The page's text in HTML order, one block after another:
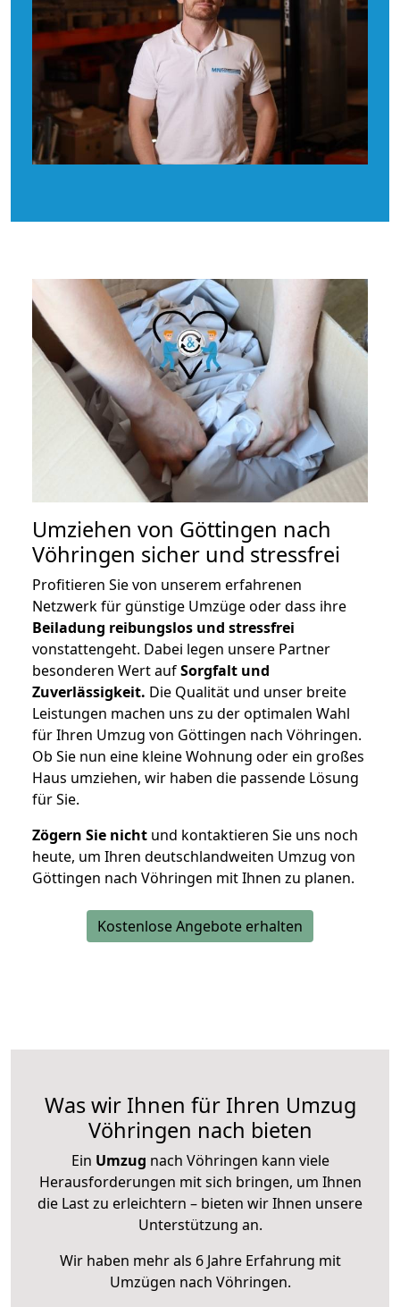
Umziehen von Göttingen nach
Vöhringen sicher und stressfrei
Profitieren Sie von unserem erfahrenen
Netzwerk für günstige Umzüge oder dass ihre
Beiladung reibungslos und stressfrei
vonstattengeht. Dabei legen unsere Partner
besonderen Wert aufSorgfalt und
Zuverlässigkeit. Die Qualität und unser breite
Leistungen machen uns zu der optimalen Wahl
für Ihren Umzug von Göttingen nach Vöhringen.
Ob Sie nun eine kleine Wohnung oder ein großes
Haus umziehen, wir haben die passende Lösung
für Sie.
Zögern Sie nicht und kontaktieren Sie uns noch
heute, um Ihren deutschlandweiten Umzug von
Göttingen nach Vöhringen mit Ihnen zu planen.
Kostenlose Angebote erhalten
Was wir Ihnen für Ihren Umzug
Vöhringen nach bieten
Ein Umzug nach Vöhringen kann viele
Herausforderungen mit sich bringen, um Ihnen
die Last zu erleichtern – bieten wir Ihnen unsere
Unterstützung an.
Wir haben mehr als 6 Jahre Erfahrung mit
Umzügen nach Vöhringen.